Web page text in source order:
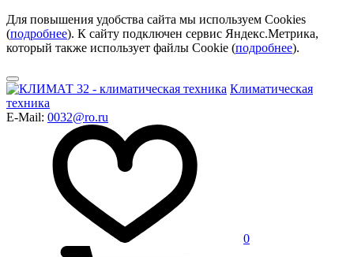
Для повышения удобства сайта мы используем Cookies
(подробнее). К сайту подключен сервис Яндекс.Метрика,
который также использует файлы Cookie (подробнее).
Климатическая
техника
E-Mail: 0032@ro.ru
0